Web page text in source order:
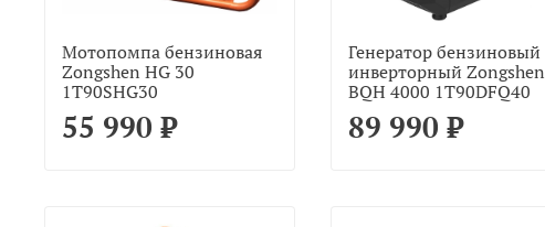
Мотопомпа бензиновая
Zongshen HG 30
1T90SHG30
55 990 ₽
Генератор бензиновый
инверторный Zongshen
BQH 4000 1T90DFQ40
89 990 ₽